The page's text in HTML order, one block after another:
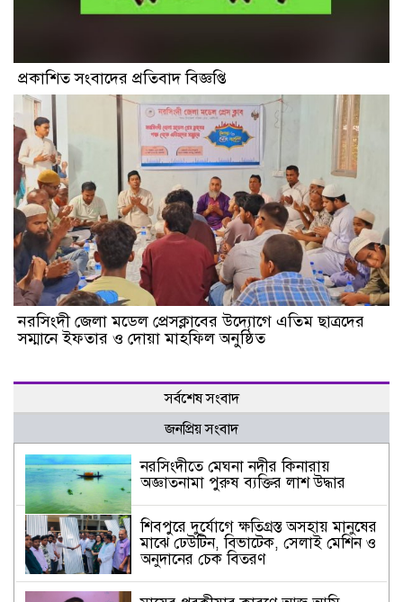
প্রকাশিত সংবাদের প্রতিবাদ বিজ্ঞপ্তি
নরসিংদী জেলা মডেল প্রেসক্লাবের উদ্যোগে এতিম ছাত্রদের
সম্মানে ইফতার ও দোয়া মাহফিল অনুষ্ঠিত
সর্বশেষ সংবাদ
জনপ্রিয় সংবাদ
নরসিংদীতে মেঘনা নদীর কিনারায়
অজ্ঞাতনামা পুরুষ ব্যক্তির লাশ উদ্ধার
শিবপুরে দুর্যোগে ক্ষতিগ্রস্ত অসহায় মানুষের
মাঝে ঢেউটিন, বিভাটেক, সেলাই মেশিন ও
অনুদানের চেক বিতরণ